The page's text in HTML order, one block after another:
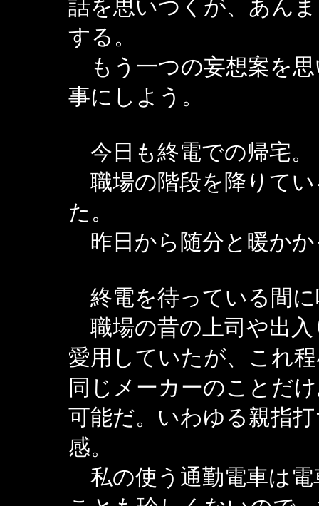
話を思いつくが、あん
する。
もう一つの妄想案を
事にしよう。
今日も終電での帰宅。
職場の階段を降りて
た。
昨日から随分と暖か
終電を待っている間
職場の昔の上司や出入
愛用していたが、これ
同じメーカーのことだ
可能だ。いわゆる親指
感。
私の使う通勤電車は電